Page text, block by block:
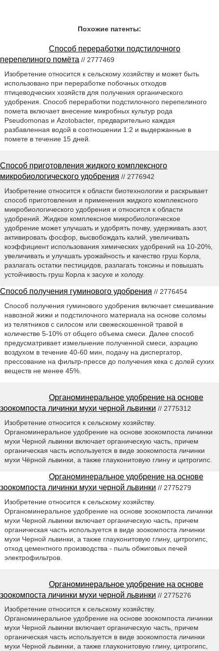
Похожие патенты:
Способ переработки подстилочного
перепелиного помёта // 2777469
Изобретение относится к сельскому хозяйству и может быть
использовано при переработке побочных отходов
птицеводческих хозяйств для получения органического
удобрения. Способ переработки подстилочного перепелиного
помета включает внесение микробных культур рода
Pseudomonas и Azotobacter, предварительно каждая
разбавленная водой в соотношении 1:2 и выдержанные в
помете в течение 15 дней.
Способ приготовления жидкого комплексного
микробиологического удобрения // 2776942
Изобретение относится к области биотехнологии и раскрывает
способ приготовления и применения жидкого комплексного
микробиологического удобрения и относится к области
удобрений. Жидкое комплексное микробиологическое
удобрение может улучшать и удобрять почву, удерживать азот,
активировать фосфор, высвобождать калий, увеличивать
коэффициент использования химических удобрений на 10-20%,
увеличивать и улучшать урожайность и качество груш Корла,
разлагать остатки пестицидов, разлагать токсины и повышать
устойчивость груш Корла к засухе и холоду.
Способ получения гуминового удобрения // 2776454
Способ получения гуминового удобрения включает смешивание
навозной жижи и подстилочного материала на основе соломы
из телятников с силосом или свежескошенной травой в
количестве 5-10% от общего объема смеси. Далее способ
предусматривает измельчение полученной смеси, аэрацию
воздухом в течение 40-60 мин, подачу на диспергатор,
прессование на фильтр-прессе до получения кека с долей сухих
веществ не менее 45%.
Органоминеральное удобрение на основе
зоокомпоста личинки мухи черной львинки // 2775312
Изобретение относится к сельскому хозяйству.
Органоминеральное удобрение на основе зоокомпоста личинки
мухи Черной львинки включает органическую часть, причем
органическая часть используется в виде зоокомпоста личинки
мухи Чёрной львинки, а также глауконитовую глину и цитрогипс.
Органоминеральное удобрение на основе
зоокомпоста личинки мухи черной львинки // 2775279
Изобретение относится к сельскому хозяйству.
Органоминеральное удобрение на основе зоокомпоста личинки
мухи Черной львинки включает органическую часть, причем
органическая часть используется в виде зоокомпоста личинки
мухи Черной львинки, а также глауконитовую глину, цитрогипс,
отход цементного производства - пыль обжиговых печей
электрофильтров.
Органоминеральное удобрение на основе
зоокомпоста личинки мухи черной львинки // 2775276
Изобретение относится к сельскому хозяйству.
Органоминеральное удобрение на основе зоокомпоста личинки
мухи Черной львинки включает органическую часть, причем
органическая часть используется в виде зоокомпоста личинки
мухи Черной львинки, а также глауконитовую глину, цитрогипс,